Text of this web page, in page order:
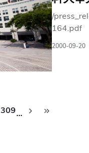
/
164.pdf
2000-09-20
309…